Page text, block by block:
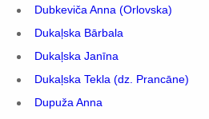
Dubkeviča Anna (Orlovska)
Dukaļska Bārbala
Dukaļska Janīna
Dukaļska Tekla (dz. Prancāne)
Dupuža Anna